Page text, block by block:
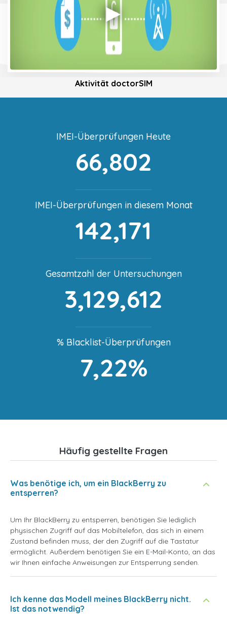
Aktivität doctorSIM
IMEI-Überprüfungen Heute
66,802
IMEI-Überprüfungen in diesem Monat
142,171
Gesamtzahl der Untersuchungen
3,129,612
% Blacklist-Überprüfungen
7,22%
Häufig gestellte Fragen
Was benötige ich, um ein BlackBerry zu
entsperren?
Um Ihr BlackBerry zu entsperren, benötigen Sie lediglich
physischen Zugriff auf das Mobiltelefon, das sich in einem
Zustand befinden muss, der den Zugriff auf die Tastatur
ermöglicht. Außerdem benötigen Sie ein E-Mail-Konto, an das
wir Ihnen einfache Anweisungen zur Entsperrung senden.
Ich kenne das Modell meines BlackBerry nicht.
Ist das notwendig?